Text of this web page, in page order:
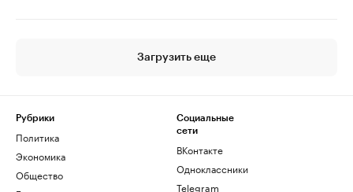
Загрузить еще
Рубрики
Политика
Экономика
Общество
Социальные
сети
ВКонтакте
Одноклассники
Telegram